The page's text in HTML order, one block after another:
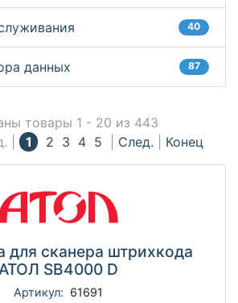
40
данных 87
товары 1 - 20 из 443
| 1 2 3 4 5 След. Конец
для сканера штрихкода
SB4000 D
Артикул: 61691